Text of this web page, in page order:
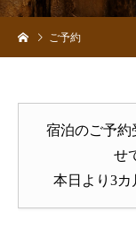
ご予約
宿泊のご予約
せ
本日より3カ